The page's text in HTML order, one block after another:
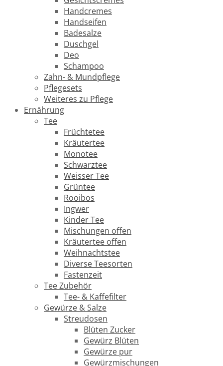
Handcremes
Handseifen
Badesalze
Duschgel
Deo
Schampoo
Zahn- & Mundpflege
Pflegesets
Weiteres zu Pflege
Ernährung
Tee
Früchtetee
Kräutertee
Monotee
Schwarztee
Weisser Tee
Grüntee
Rooibos
Ingwer
Kinder Tee
Mischungen offen
Kräutertee offen
Weihnachtstee
Diverse Teesorten
Fastenzeit
Tee Zubehör
Tee- & Kaffefilter
Gewürze & Salze
Streudosen
Blüten Zucker
Gewürz Blüten
Gewürze pur
Gewürzmischungen